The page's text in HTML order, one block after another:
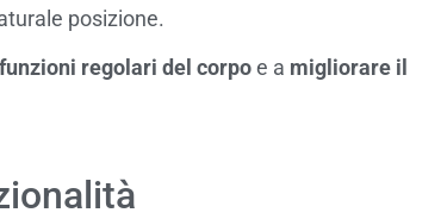
posizione.
regolari del corpoe a migliorare il